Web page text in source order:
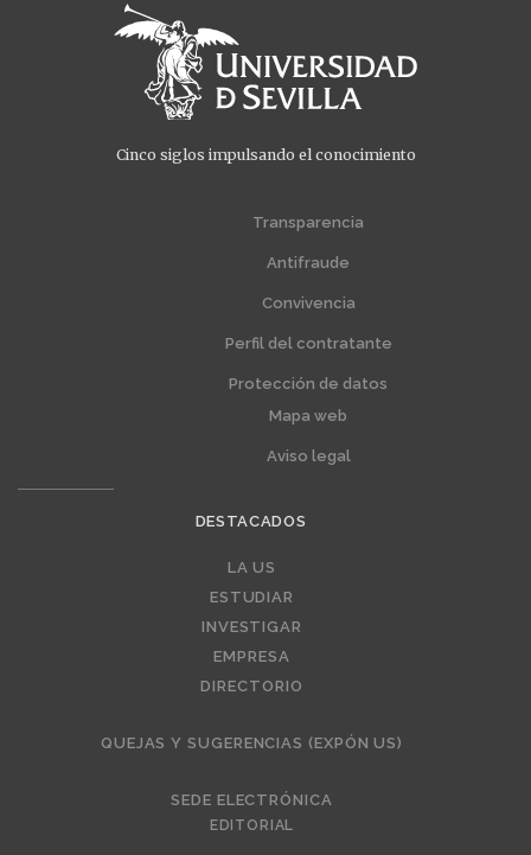
Cinco siglos impulsando el conocimiento
Transparencia
Antifraude
Convivencia
Perfil del contratante
Protección de datos
Mapa web
Aviso legal
DESTACADOS
LA US
ESTUDIAR
INVESTIGAR
EMPRESA
DIRECTORIO
QUEJAS Y SUGERENCIAS (EXPÓN US)
SEDE ELECTRÓNICA
EDITORIAL